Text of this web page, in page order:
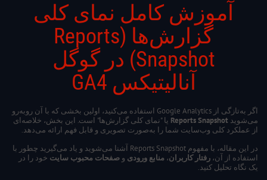
آموزش کامل نمای کلی
گزارش‌ها (Reports
Snapshot) در گوگل
آنالیتیکس GA4
اگر به‌تازگی از Google Analytics استفاده می‌کنید، اولین بخشی که با آن روبه‌رو
می‌شوید Reports Snapshot یا "نمای کلی گزارش‌ها" است. این بخش، خلاصه‌ای
از عملکرد کلی وب‌سایت شما را به‌صورت تصویری و قابل فهم ارائه می‌دهد.
در این مقاله، با مفهوم Reports Snapshot آشنا می‌شوید و یاد می‌گیرید چطور با
استفاده از آن، رفتار کاربران، منابع ورودی و صفحات محبوب سایت خود را در
یک نگاه تحلیل کنید.